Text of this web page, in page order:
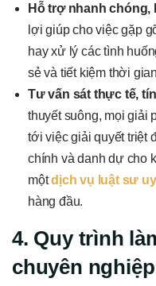
Hỗ trợ nhanh chóng,
lợi giúp cho việc gặp
hay xử lý các tình
sẻ và tiết kiệm thời
Tư vấn sát thực tế,
thuyết suông, mọi giải
tới việc giải quyết triệt
chính và danh dự cho
mộtdịch vụ luật sư
hàng đầu.
4. Quy trình
chuyên nghiệp